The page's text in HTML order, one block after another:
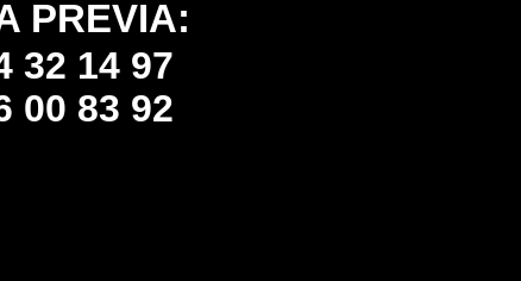
PREVIA:
32 14 97
00 83 92